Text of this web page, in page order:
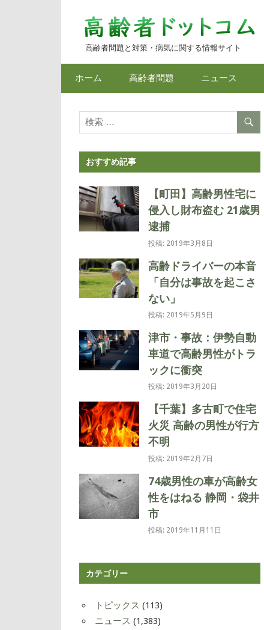
高齢者問題と対策・病気に関する情報サイト
ホーム 高齢者問題 ニュース
おすすめ記事
【町田】高齢男性宅に
侵入し財布盗む 21歳男
逮捕
投稿: 2019年3月8日
高齢ドライバーの本音
「自分は事故を起こさ
ない」
投稿: 2019年5月9日
津市・事故：伊勢自動
車道で高齢男性がトラ
ックに衝突
投稿: 2019年3月20日
【千葉】多古町で住宅
火災 高齢の男性が行方
不明
投稿: 2019年2月7日
74歳男性の車が高齢女
性をはねる 静岡・袋井
市
投稿: 2019年11月11日
カテゴリー
トピックス (113)
ニュース (1,383)